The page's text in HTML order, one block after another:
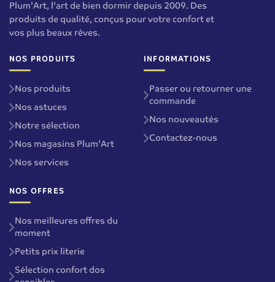
Plum'Art, l'art de bien dormir depuis 2009. Des
produits de qualité, conçus pour votre confort et
vos plus beaux rêves.
NOS PRODUITS
Nos produits
Nos astuces
Notre sélection
Nos magasins Plum'Art
Nos services
INFORMATIONS
Passer ou retourner une
commande
Nos nouveautés
Contactez-nous
NOS OFFRES
Nos meilleures offres du
moment
Petits prix literie
Sélection confort dos